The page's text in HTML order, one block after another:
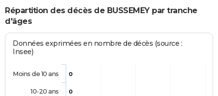
Répartition des décès de BUSSEMEY par tranche
d'âges
Données exprimées en nombre de décès (source :
Insee)
0
0
Moins de 10 ans
10-20 ans